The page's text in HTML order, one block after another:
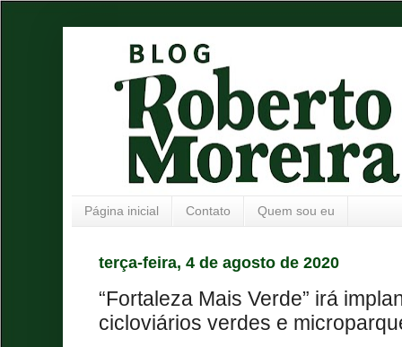
Página inicial Contato Quem sou eu
terça-feira, 4 de agosto de 2020
“Fortaleza Mais Verde” irá
cicloviários verdes e